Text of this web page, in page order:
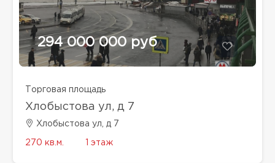
294 000 000 руб
Торговая площадь
Хлобыстова ул, д 7
Хлобыстова ул, д 7
270 кв.м. 1 этаж